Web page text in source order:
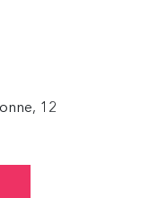
12